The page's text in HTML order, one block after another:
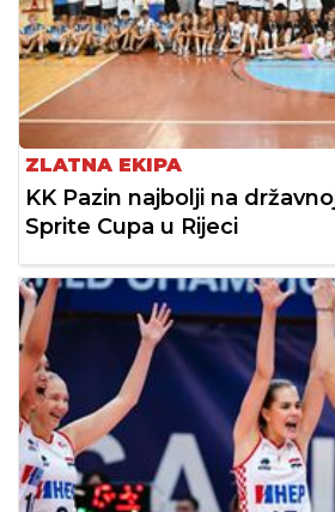
ZLATNA EKIPA
KK Pazin najbolji na
Sprite Cupa u Rijeci